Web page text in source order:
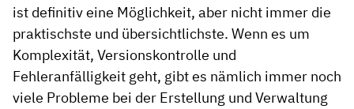
ist definitiv eine Möglichkeit, aber nicht immer die
praktischste und übersichtlichste. Wenn es um
Komplexität, Versionskontrolle und
Fehleranfälligkeit geht, gibt es nämlich immer noch
viele Probleme bei der Erstellung und Verwaltung